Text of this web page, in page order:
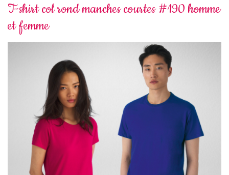
T-shirt col rond manches courtes #190 homme
et femme